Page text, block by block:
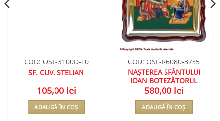
COD: OSL-3100D-10
SF. CUV. STELIAN
105,00 lei
ADAUGĂ ÎN COȘ
COD: OSL-R6080-3785
NAȘTEREA SFÂNTULUI
IOAN BOTEZĂTORUL
580,00 lei
ADAUGĂ ÎN COȘ